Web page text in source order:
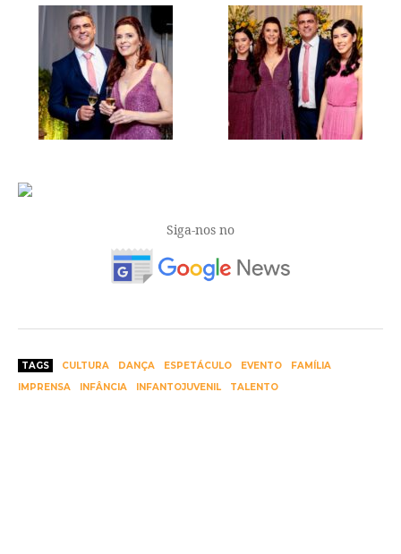
Siga-nos no
TAGS CULTURA DANÇA ESPETÁCULO EVENTO
FAMÍLIA
IMPRENSA
INFÂNCIA INFANTOJUVENIL TALENTO